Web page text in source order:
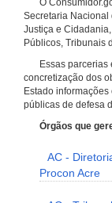
O
Secretaria Nacional
Justiça e
Públicos, Tribunais
Essas
concretização dos
Estado
públicas de defesa
Órgãos que
AC -
Procon Acre